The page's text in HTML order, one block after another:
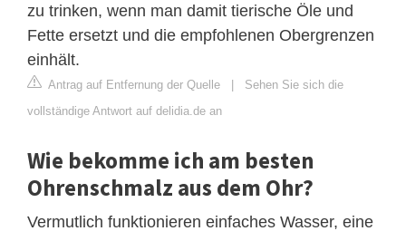
zu trinken, wenn man damit tierische Öle und
Fette ersetzt und die empfohlenen Obergrenzen
einhält.
Antrag auf Entfernung der Quelle | Sehen Sie sich die
vollständige Antwort auf delidia.de an
Wie bekomme ich am besten
Ohrenschmalz aus dem Ohr?
Vermutlich funktionieren einfaches Wasser, eine